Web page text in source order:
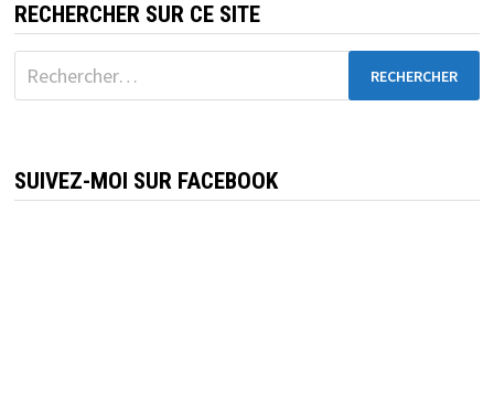
RECHERCHER SUR CE SITE
Rechercher :
SUIVEZ-MOI SUR FACEBOOK